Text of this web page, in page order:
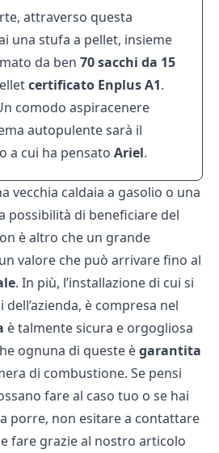
attraverso questa
una stufa a pellet, insieme
da ben 70 sacchi da 15
certificato Enplus A1.
comodo aspiracenere
autopulente sarà il
a cui ha pensato Ariel.
vecchia caldaia a gasolio o una
possibilità di beneficiare del
è altro che un grande
valore che può arrivare fino al
. In più, l’installazione di cui si
è compresa nel
è talmente sicura e orgogliosa
ognuna di queste ègarantita
di combustione. Se pensi
fare al caso tuo o se hai
porre, non esitare a contattare
fare grazie al nostro articolo